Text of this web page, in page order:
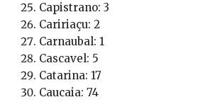
Capistrano: 3
Caririaçu: 2
Carnaubal: 1
Cascavel: 5
Catarina: 17
Caucaia: 74